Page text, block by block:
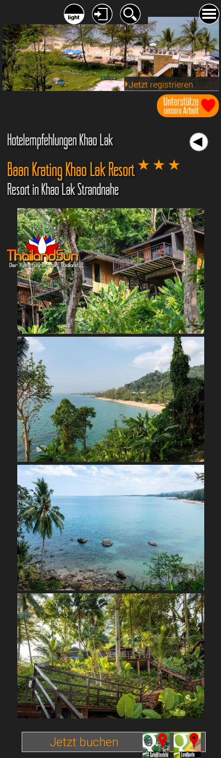
Jetzt registrieren
Hotelempfehlungen Khao Lak
Baan Krating Khao Lak Resort
Resort in Khao Lak Strandnähe
Jetzt buchen